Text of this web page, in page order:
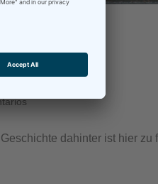
dahinter ist hier zu